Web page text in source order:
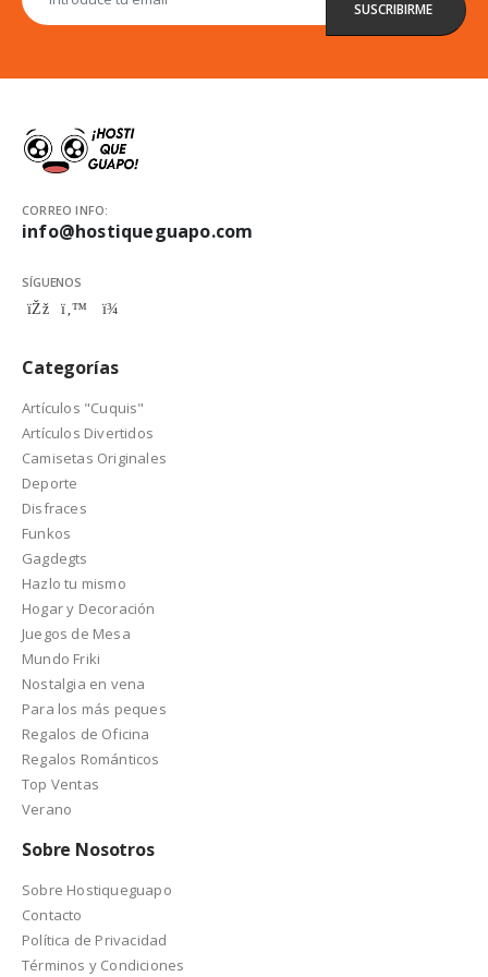
CORREO INFO:
info@hostiqueguapo.com
SÍGUENOS
Categorías
Artículos "Cuquis"
Artículos Divertidos
Camisetas Originales
Deporte
Disfraces
Funkos
Gagdegts
Hazlo tu mismo
Hogar y Decoración
Juegos de Mesa
Mundo Friki
Nostalgia en vena
Para los más peques
Regalos de Oficina
Regalos Románticos
Top Ventas
Verano
Sobre Nosotros
Sobre Hostiqueguapo
Contacto
Política de Privacidad
Términos y Condiciones